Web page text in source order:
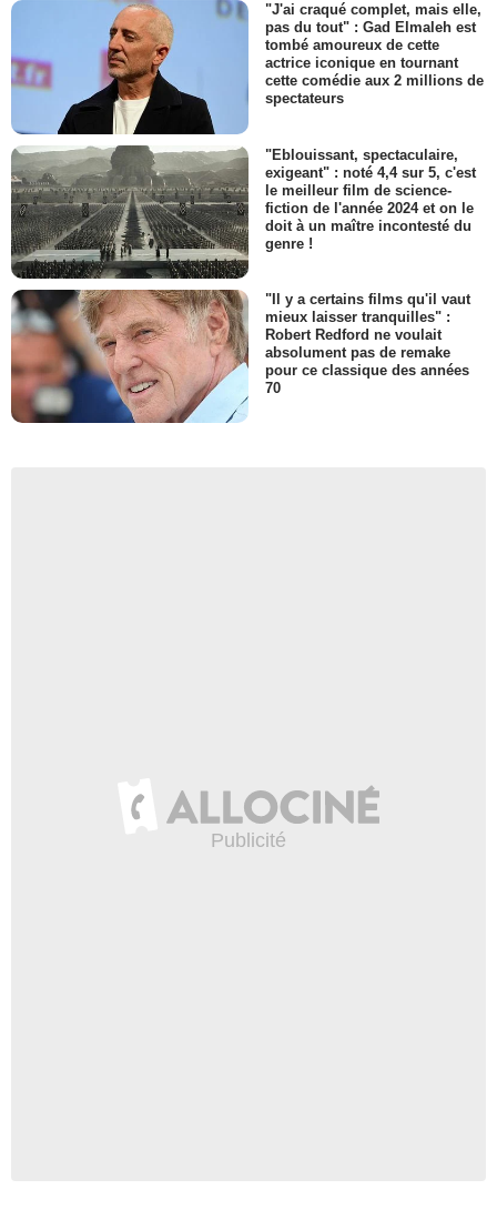
"J'ai craqué complet, mais elle,
pas du tout" : Gad Elmaleh est
tombé amoureux de cette
actrice iconique en tournant
cette comédie aux 2 millions de
spectateurs
"Eblouissant, spectaculaire,
exigeant" : noté 4,4 sur 5, c'est
le meilleur film de science-
fiction de l'année 2024 et on le
doit à un maître incontesté du
genre !
"Il y a certains films qu'il vaut
mieux laisser tranquilles" :
Robert Redford ne voulait
absolument pas de remake
pour ce classique des années
70